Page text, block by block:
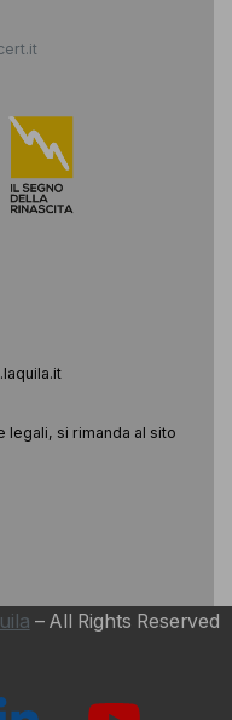
legali, si rimanda al sito
– All Rights Reserved